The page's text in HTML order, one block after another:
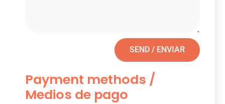
SEND / ENVIAR
Payment methods /
Medios de pago